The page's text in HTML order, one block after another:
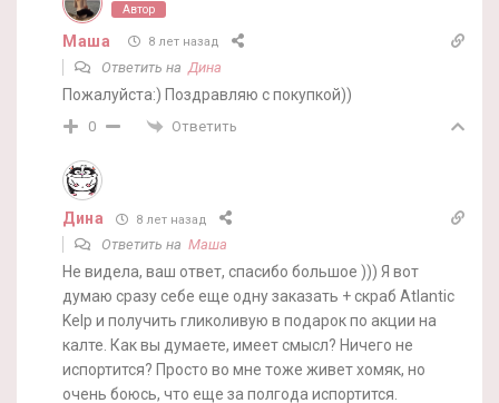
Автор
Маша 8 лет назад
Ответить на Дина
Пожалуйста:) Поздравляю с покупкой))
0 Ответить
Дина 8 лет назад
Ответить на Маша
Не видела, ваш ответ, спасибо большое ))) Я вот
думаю сразу себе еще одну заказать + скраб Atlantic
Kelp и получить гликоливую в подарок по акции на
калте. Как вы думаете, имеет смысл? Ничего не
испортится? Просто во мне тоже живет хомяк, но
очень боюсь, что еще за полгода испортится.